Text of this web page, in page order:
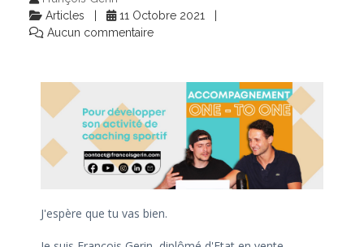
Articles
11 Octobre 2021
Aucun commentaire
J'espère que tu vas bien.